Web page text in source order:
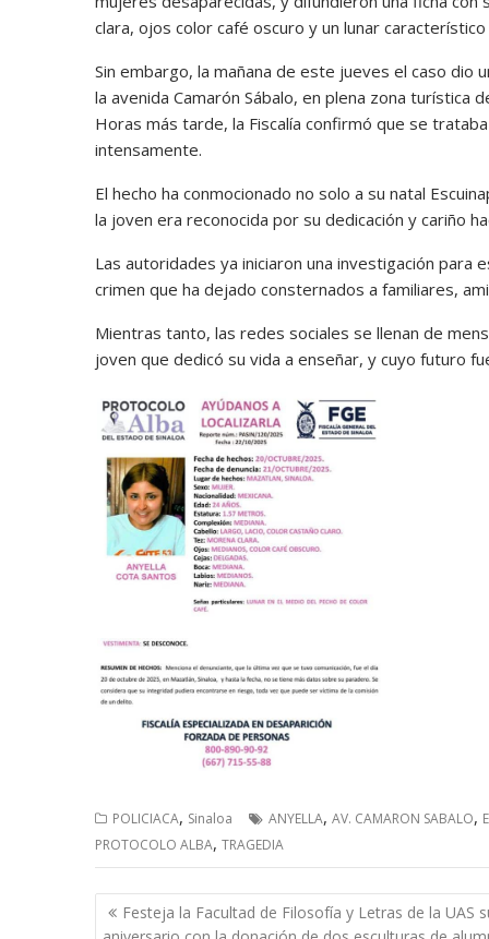
clara, ojos color café oscuro y un lunar
Sin embargo, la mañana de este jueves el caso dio
la avenida Camarón Sábalo, en plena zona turística
Horas más tarde, la Fiscalía confirmó que se
intensamente.
El hecho ha conmocionado no solo a su natal
la joven era reconocida por su dedicación y cariño
Las autoridades ya iniciaron una investigación
crimen que ha dejado consternados a familiares,
Mientras tanto, las redes sociales se llenan de
joven que dedicó su vida a enseñar, y cuyo futuro
POLICIACA, Sinaloa ANYELLA, AV. CAMARON SABALO,
PROTOCOLO ALBA, TRAGEDIA
Navegación
Festeja la Facultad de Filosofía y Letras de la UAS